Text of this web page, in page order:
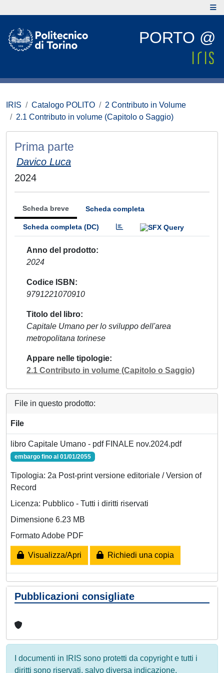
PORTO @
IRIS Catalogo POLITO
2 Contributo in Volume
2.1 Contributo in volume (Capitolo o Saggio)
Prima parte
Davico Luca
2024
Scheda breve Scheda completa
Scheda completa (DC)
Anno del prodotto
2024
Codice ISBN
9791221070910
Titolo del libro
Capitale Umano per lo sviluppo dell'area
metropolitana torinese
Appare nelle tipologie
2.1 Contributo in volume (Capitolo o Saggio)
File in questo prodotto:
File
libro Capitale Umano - pdf FINALE nov.2024.pdf
embargo fino al 01/01/2055
Tipologia: 2a Post-print versione editoriale / Version of
Record
Licenza: Pubblico - Tutti i diritti riservati
Dimensione 6.23 MB
Formato Adobe PDF
Visualizza/Apri Richiedi una copia
Pubblicazioni consigliate
I documenti in IRIS sono protetti da copyright e tutti i
diritti sono riservati, salvo diversa indicazione.